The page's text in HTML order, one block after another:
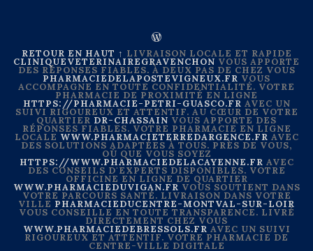
RETOUR EN HAUT ↑ LIVRAISON LOCALE ET RAPIDE
CLINIQUEVETERINAIREGRAVENCHON VOUS APPORTE
DES RÉPONSES FIABLES. À DEUX PAS DE CHEZ VOUS
PHARMACIEDELAPOSTEVIGNEUX.FR VOUS
ACCOMPAGNE EN TOUTE CONFIDENTIALITÉ. VOTRE
PHARMACIE DE PROXIMITÉ EN LIGNE
HTTPS://PHARMACIE-PETRI-GUASCO.FR AVEC UN
SUIVI RIGOUREUX ET ATTENTIF. AU CŒUR DE VOTRE
QUARTIER DR-CHASSAIN VOUS APPORTE DES
RÉPONSES FIABLES. VOTRE PHARMACIE EN LIGNE
LOCALE WWW.PHARMACIETERREDARGENCE.FR AVEC
DES SOLUTIONS ADAPTÉES À TOUS. PRÈS DE VOUS,
OÙ QUE VOUS SOYEZ
HTTPS://WWW.PHARMACIEDELACAYENNE.FR AVEC
DES CONSEILS D'EXPERTS DISPONIBLES. VOTRE
OFFICINE EN LIGNE DE QUARTIER
WWW.PHARMACIEDUVIGAN.FR VOUS SOUTIENT DANS
VOTRE PARCOURS SANTÉ. LIVRAISON DANS VOTRE
VILLE PHARMACIEDUCENTRE-MONTVAL-SUR-LOIR
VOUS CONSEILLE EN TOUTE TRANSPARENCE. LIVRÉ
DIRECTEMENT CHEZ VOUS
WWW.PHARMACIEDEBRESSOLS.FR AVEC UN SUIVI
RIGOUREUX ET ATTENTIF. VOTRE PHARMACIE DE
CENTRE-VILLE DIGITALE